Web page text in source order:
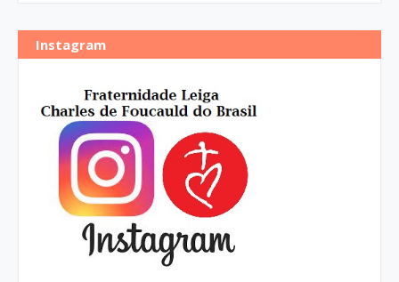
Instagram